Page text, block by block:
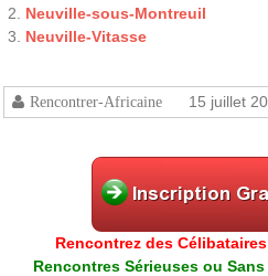
Neuville-sous-Montreuil
Neuville-Vitasse
Rencontrer-Africaine 15 juillet
Rencontrez des
Rencontres Sérieuses ou